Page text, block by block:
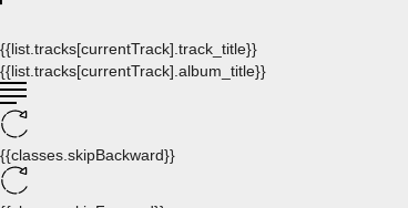
{{list.tracks[currentTrack].track_title}}
{{list.tracks[currentTrack].album_title}}
{{classes.skipBackward}}